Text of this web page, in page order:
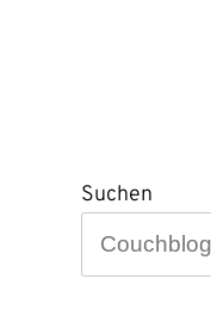
Suchen